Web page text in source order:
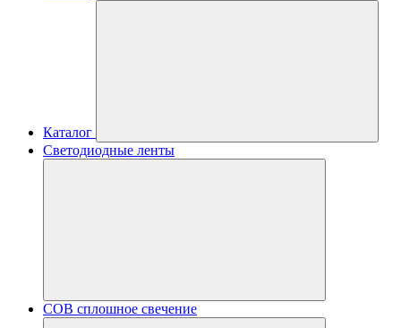
Каталог
Светодиодные ленты
COB сплошное свечение